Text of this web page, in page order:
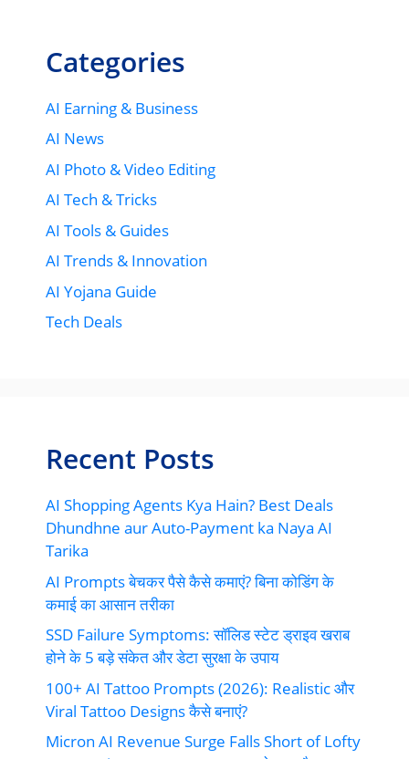
Categories
AI Earning & Business
AI News
AI Photo & Video Editing
AI Tech & Tricks
AI Tools & Guides
AI Trends & Innovation
AI Yojana Guide
Tech Deals
Recent Posts
AI Shopping Agents Kya Hain? Best Deals
Dhundhne aur Auto-Payment ka Naya AI
Tarika
AI Prompts बेचकर पैसे कैसे कमाएं? बिना कोडिंग के
कमाई का आसान तरीका
SSD Failure Symptoms: सॉलिड स्टेट ड्राइव खराब
होने के 5 बड़े संकेत और डेटा सुरक्षा के उपाय
100+ AI Tattoo Prompts (2026): Realistic और
Viral Tattoo Designs कैसे बनाएं?
Micron AI Revenue Surge Falls Short of Lofty